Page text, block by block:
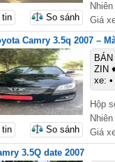
Giá
tin So sánh
Camry 3.5q 2007 –
ZIN
xe:
Hộp
Giá
tin So sánh
3.5Q date 2007